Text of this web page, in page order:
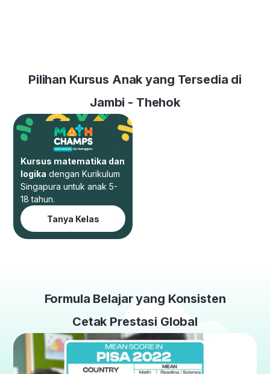
Pilihan Kursus Anak yang Tersedia di
Jambi - Thehok
Kursus matematika dan
logika dengan Kurikulum
Singapura untuk anak 5-
18 tahun.
Tanya Kelas
Formula Belajar yang Konsisten
Cetak Prestasi Global